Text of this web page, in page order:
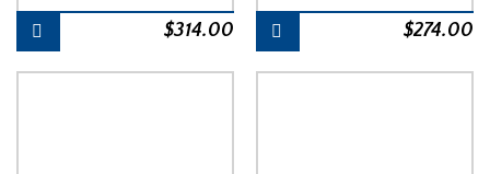
$314.00 $274.00